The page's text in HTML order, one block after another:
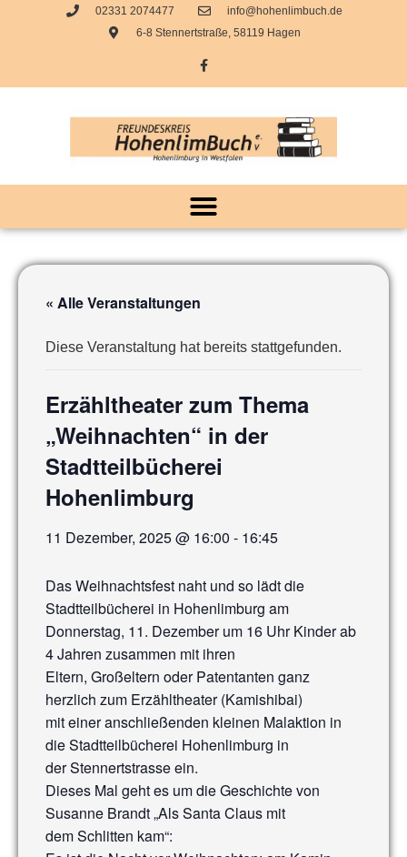
02331 2074477
info@hohenlimbuch.de
6-8 Stennertstraße, 58119 Hagen
« Alle Veranstaltungen
Diese Veranstaltung hat bereits stattgefunden.
Erzähltheater zum Thema
„Weihnachten“ in der
Stadtteilbücherei
Hohenlimburg
11 Dezember, 2025 @ 16:00 - 16:45
Das Weihnachtsfest naht und so lädt die
Stadtteilbücherei in Hohenlimburg am
Donnerstag, 11. Dezember um 16 Uhr Kinder ab
4 Jahren zusammen mit ihren
Eltern, Großeltern oder Patentanten ganz
herzlich zum Erzähltheater (Kamishibai)
mit einer anschließenden kleinen Malaktion in
die Stadtteilbücherei Hohenlimburg in
der Stennertstrasse ein.
Dieses Mal geht es um die Geschichte von
Susanne Brandt „Als Santa Claus mit
dem Schlitten kam“: